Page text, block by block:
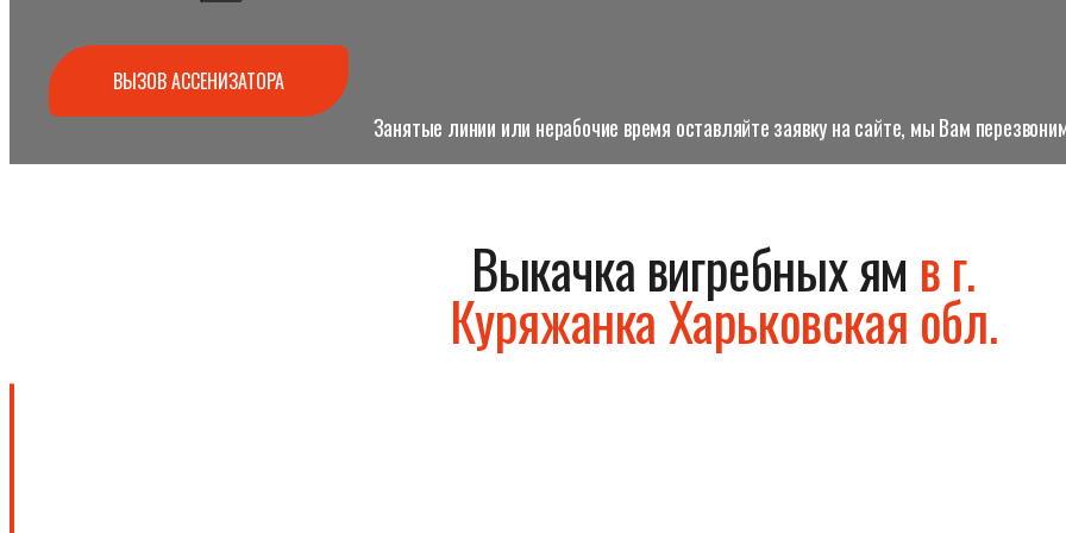
ВЫЗОВ АССЕНИЗАТОРА
Занятые линии или нерабочие время оставляйте заявку на сайте, мы Вам
Выкачка вигребных ям в г.
Куряжанка Харьковская обл.